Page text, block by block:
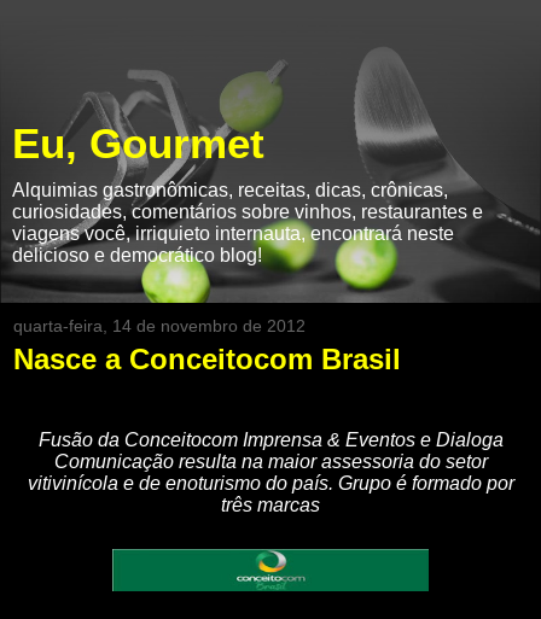
Eu, Gourmet
Alquimias gastronômicas, receitas, dicas, crônicas,
curiosidades, comentários sobre vinhos, restaurantes e
viagens você, irriquieto internauta, encontrará neste
delicioso e democrático blog!
quarta-feira, 14 de novembro de 2012
Nasce a Conceitocom Brasil
Fusão da Conceitocom Imprensa & Eventos e Dialoga
Comunicação resulta na maior assessoria do setor
vitivinícola e de enoturismo do país. Grupo é formado por
três marcas